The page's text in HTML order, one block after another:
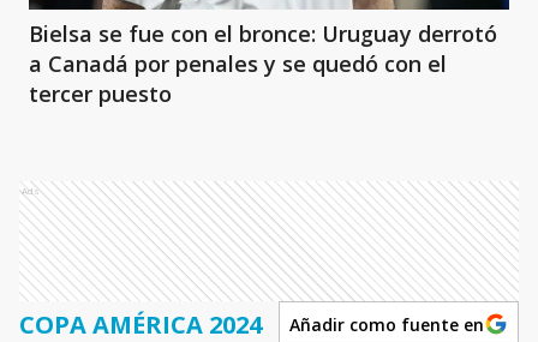
Bielsa se fue con el bronce: Uruguay derrotó
a Canadá por penales y se quedó con el
tercer puesto
Ads
COPA AMÉRICA 2024 Añadir como fuente en